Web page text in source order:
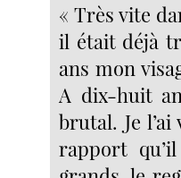
« Très vite
il était déjà
ans mon
A dix-huit
brutal. Je
rapport